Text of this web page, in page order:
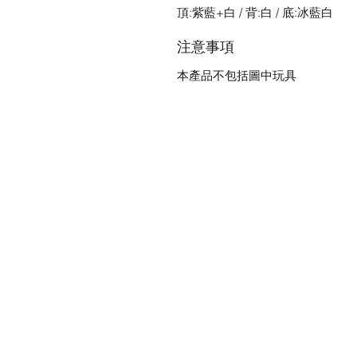
頂:紫藍+白 / 背:白 / 底:冰藍白
注意事項
本產品不包括圖中玩具